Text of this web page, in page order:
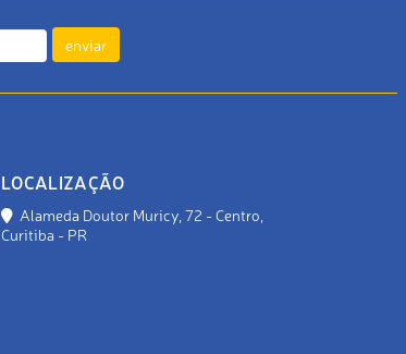
enviar
LOCALIZAÇÃO
Alameda Doutor Muricy, 72 - Centro,
Curitiba - PR